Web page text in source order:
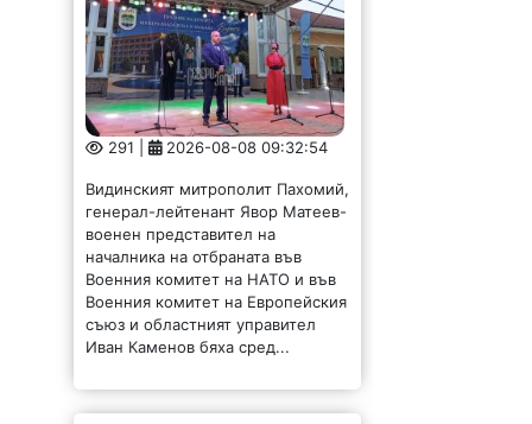
291 | 2026-08-08 09:32:54
Видинският митрополит Пахомий,
генерал-лейтенант Явор Матеев-
военен представител на
началника на отбраната във
Военния комитет на НАТО и във
Военния комитет на Европейския
съюз и областният управител
Иван Каменов бяха сред...